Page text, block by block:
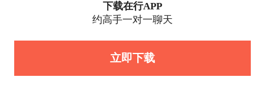
下载在行APP
约高手一对一聊天
立即下载